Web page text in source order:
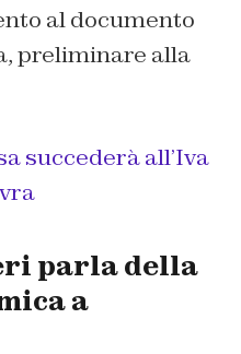
al documento
preliminare alla
succederà all’Iva
parla della
a